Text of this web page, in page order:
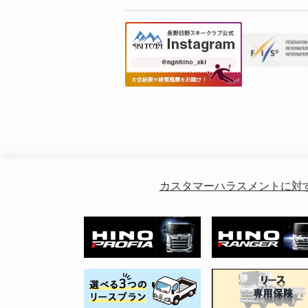
カスタマーハラスメントに対